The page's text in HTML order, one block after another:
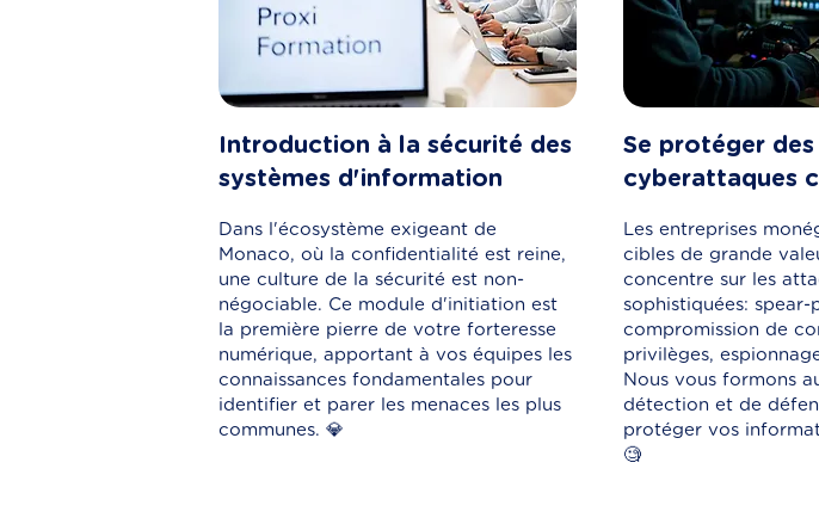
Introduction à la sécurité des
systèmes d'information
Dans l'écosystème exigeant de
Monaco, où la confidentialité est reine,
une culture de la sécurité est non-
négociable. Ce module d'initiation est
la première pierre de votre forteresse
numérique, apportant à vos équipes les
connaissances fondamentales pour
identifier et parer les menaces les plus
communes. 💎
Se protéger des
cyberattaques
Les entreprises
cibles de grande
concentre sur les
sophistiquées: spear-
compromission de
privilèges,
Nous vous formons
détection et de
protéger vos
🧐